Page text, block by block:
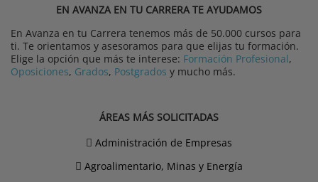
EN AVANZA EN TU CARRERA TE AYUDAMOS
En Avanza en tu Carrera tenemos más de 50.000 cursos para
ti. Te orientamos y asesoramos para que elijas tu formación.
Elige la opción que más te interese: Formación Profesional,
Oposiciones, Grados, Postgrados y mucho más.
ÁREAS MÁS SOLICITADAS
Administración de Empresas
Agroalimentario, Minas y Energía